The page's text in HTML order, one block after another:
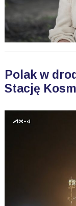
Polak w
Stację